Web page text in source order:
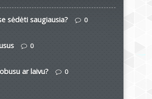
sėdėti saugiausia? 0
0
ar laivu? 0